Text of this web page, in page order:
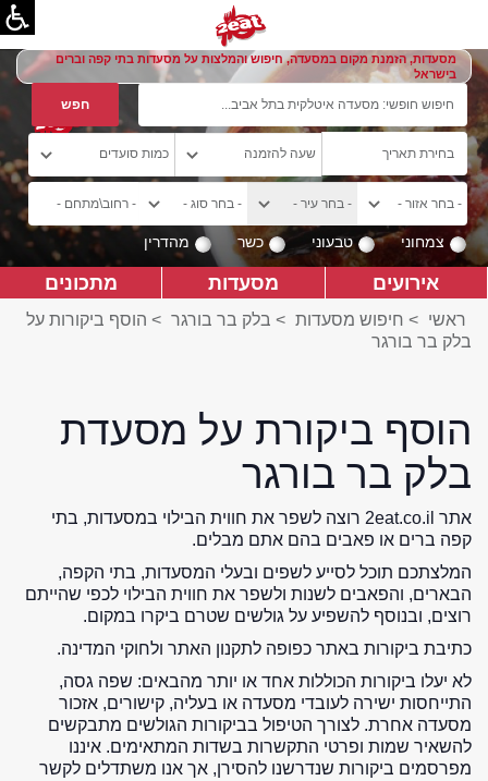
מסעדות, הזמנת מקום במסעדה, חיפוש והמלצות על מסעדות בתי קפה וברים
בישראל
צמחוני טבעוני כשר מהדרין
אירועים מסעדות מתכונים
ראשי > חיפוש מסעדות > בלק בר בורגר > הוסף ביקורות על
בלק בר בורגר
הוסף ביקורת על מסעדת
בלק בר בורגר
אתר 2eat.co.il רוצה לשפר את חווית הבילוי במסעדות, בתי
קפה ברים או פאבים בהם אתם מבלים.
המלצתכם תוכל לסייע לשפים ובעלי המסעדות, בתי הקפה,
הבארים, והפאבים לשנות ולשפר את חווית הבילוי לכפי שהייתם
רוצים, ובנוסף להשפיע על גולשים שטרם ביקרו במקום.
כתיבת ביקורות באתר כפופה לתקנון האתר ולחוקי המדינה.
לא יעלו ביקורות הכוללות אחד או יותר מהבאים: שפה גסה,
התייחסות ישירה לעובדי מסעדה או בעליה, קישורים, אזכור
מסעדה אחרת. לצורך הטיפול בביקורות הגולשים מתבקשים
להשאיר שמות ופרטי התקשרות בשדות המתאימים. איננו
מפרסמים ביקורות שנדרשנו להסירן, אך אנו משתדלים לקשר